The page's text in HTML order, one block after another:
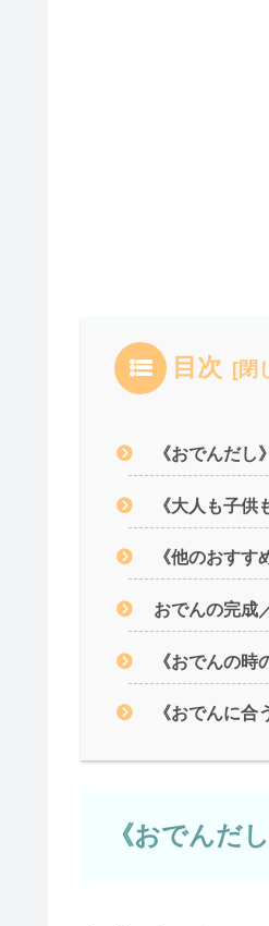
目次
《おでんだし》
《大人も子
《他のおすす
おでんの完成
《おでんの
《おでんに
《おでんだし